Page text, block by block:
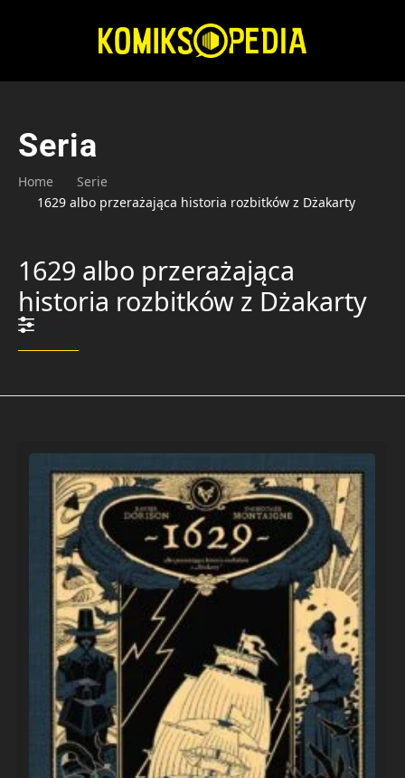
Seria
Home
Serie
1629 albo przerażająca historia rozbitków z Dżakarty
1629 albo przerażająca
historia rozbitków z Dżakarty